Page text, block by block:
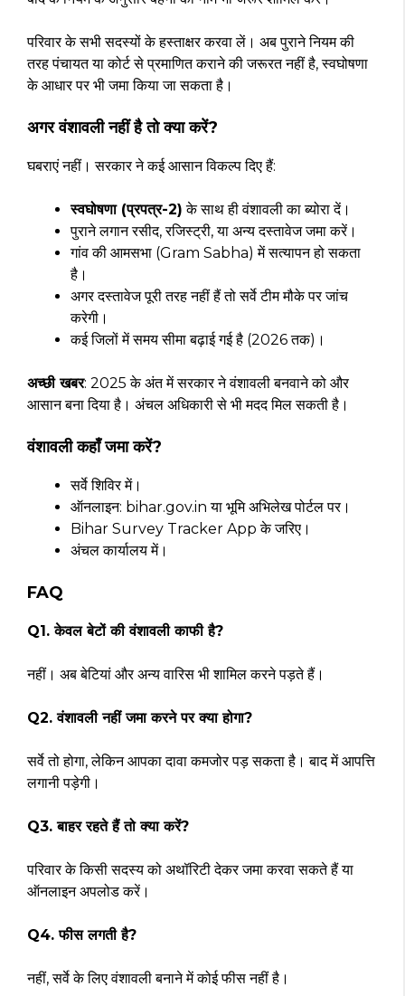
परिवार के सभी सदस्यों के हस्ताक्षर करवा लें। अब पुराने नियम की
तरह पंचायत या कोर्ट से प्रमाणित कराने की जरूरत नहीं है, स्वघोषणा
के आधार पर भी जमा किया जा सकता है।
अगर वंशावली नहीं है तो क्या करें?
घबराएं नहीं। सरकार ने कई आसान विकल्प दिए हैं:
स्वघोषणा (प्रपत्र-2) के साथ ही वंशावली का ब्योरा दें।
पुराने लगान रसीद, रजिस्ट्री, या अन्य दस्तावेज जमा करें।
गांव की आमसभा (Gram Sabha) में सत्यापन हो सकता
है।
अगर दस्तावेज पूरी तरह नहीं हैं तो सर्वे टीम मौके पर जांच
करेगी।
कई जिलों में समय सीमा बढ़ाई गई है (2026 तक)।
अच्छी खबर: 2025 के अंत में सरकार ने वंशावली बनवाने को और
आसान बना दिया है। अंचल अधिकारी से भी मदद मिल सकती है।
वंशावली कहाँ जमा करें?
सर्वे शिविर में।
ऑनलाइन: bihar.gov.in या भूमि अभिलेख पोर्टल पर।
Bihar Survey Tracker App के जरिए।
अंचल कार्यालय में।
FAQ
Q1. केवल बेटों की वंशावली काफी है?
नहीं। अब बेटियां और अन्य वारिस भी शामिल करने पड़ते हैं।
Q2. वंशावली नहीं जमा करने पर क्या होगा?
सर्वे तो होगा, लेकिन आपका दावा कमजोर पड़ सकता है। बाद में आपत्ति
लगानी पड़ेगी।
Q3. बाहर रहते हैं तो क्या करें?
परिवार के किसी सदस्य को अथॉरिटी देकर जमा करवा सकते हैं या
ऑनलाइन अपलोड करें।
Q4. फीस लगती है?
नहीं, सर्वे के लिए वंशावली बनाने में कोई फीस नहीं है।